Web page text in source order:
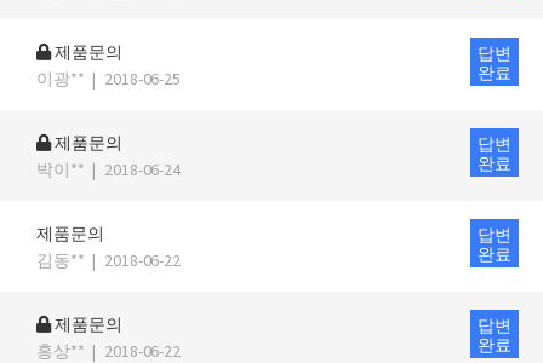
제품문의
이광** | 2018-06-25
답변
완료
제품문의
박이** | 2018-06-24
답변
완료
제품문의
김동** | 2018-06-22
답변
완료
제품문의
홍상** | 2018-06-22
답변
완료